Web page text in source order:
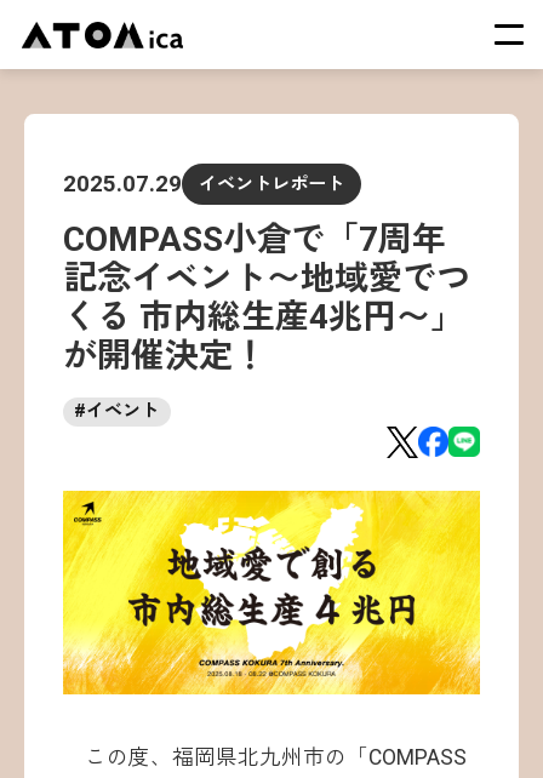
会社概要
サービス
運営施設一覧
ニュース
イベント
採用情報
お問い合わせ
2025.07.29 イベントレポート
COMPASS小倉で「7周年
記念イベント〜地域愛でつ
くる 市内総生産4兆円〜」
が開催決定！
#イベント
この度、福岡県北九州市の「COMPASS